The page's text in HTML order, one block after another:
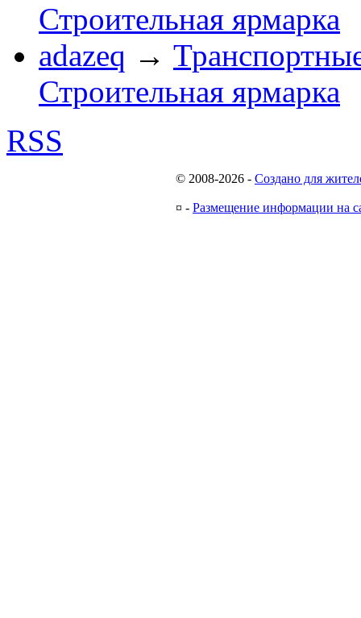
Строительная ярмарка
adazeq →
Строительная ярмарка
RSS
© 2008-2026 - Создано для
¤ - Размещение информации на